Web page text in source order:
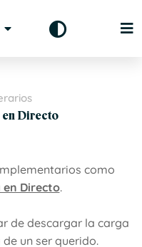
en Directo
como
en Directo.
de descargar la carga
un ser querido.